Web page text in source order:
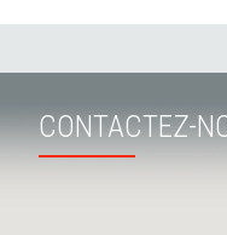
CONTACTEZ-